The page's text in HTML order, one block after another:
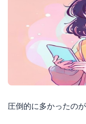
圧倒的に多かったの